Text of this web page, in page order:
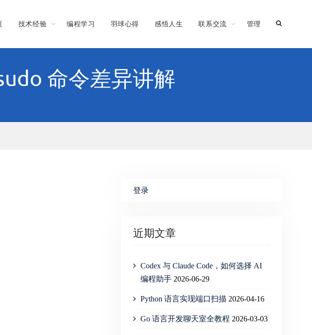
技术经验 编程学习 羽球心得 感悟人生 联系交流 管理
命令差异讲解
登录
近期文章
Codex 与 Claude Code，如何选择 AI
编程助手 2026-06-29
Python 语言实现端口扫描 2026-04-16
Go 语言开发聊天室全教程 2026-03-03